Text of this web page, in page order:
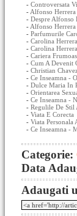
- Controversata
- Alfonso Herrera
- Despre Alfonso
- Alfonso
- Parfumurile
- Carolina
- Carolina
- Cariera
- Cum A Devenit
- Christian
- Ce Inseamna -
- Dulce Maria In
- Orientarea
- Ce Inseamna -
- Regulile De Stil
- Viata E Corecta
- Viata Personala
- Ce Inseamna -
Categorie:
Data
Adaugati